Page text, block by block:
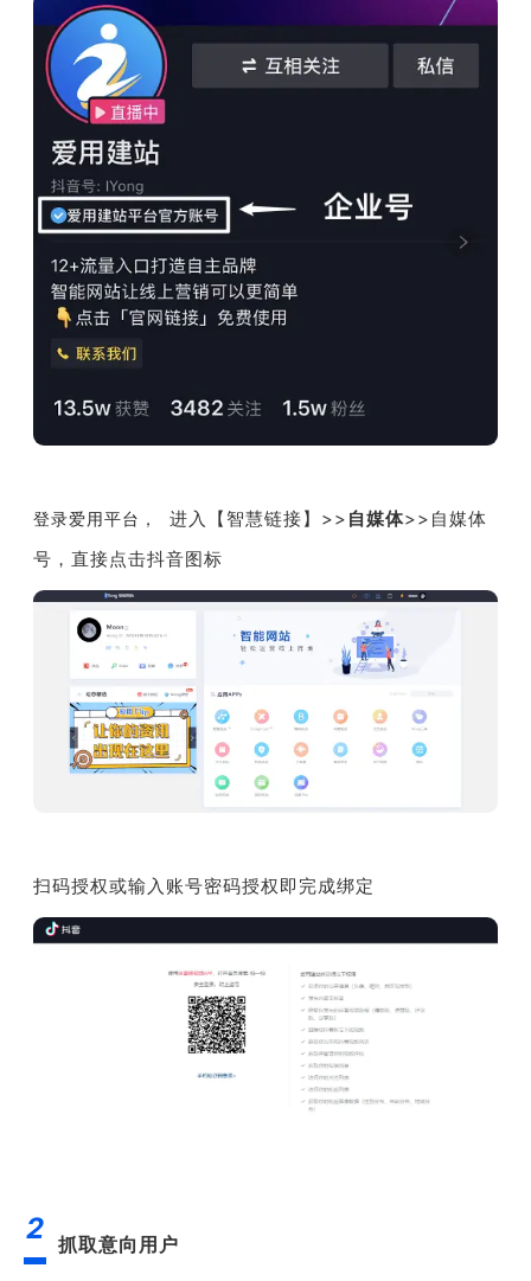
登录爱用平台， 进入【 智慧链接】>> 自媒体>>自媒体
号，直接点击抖音图标
扫码授权或输入账号密码授权即完成绑定
2 抓取意向用户